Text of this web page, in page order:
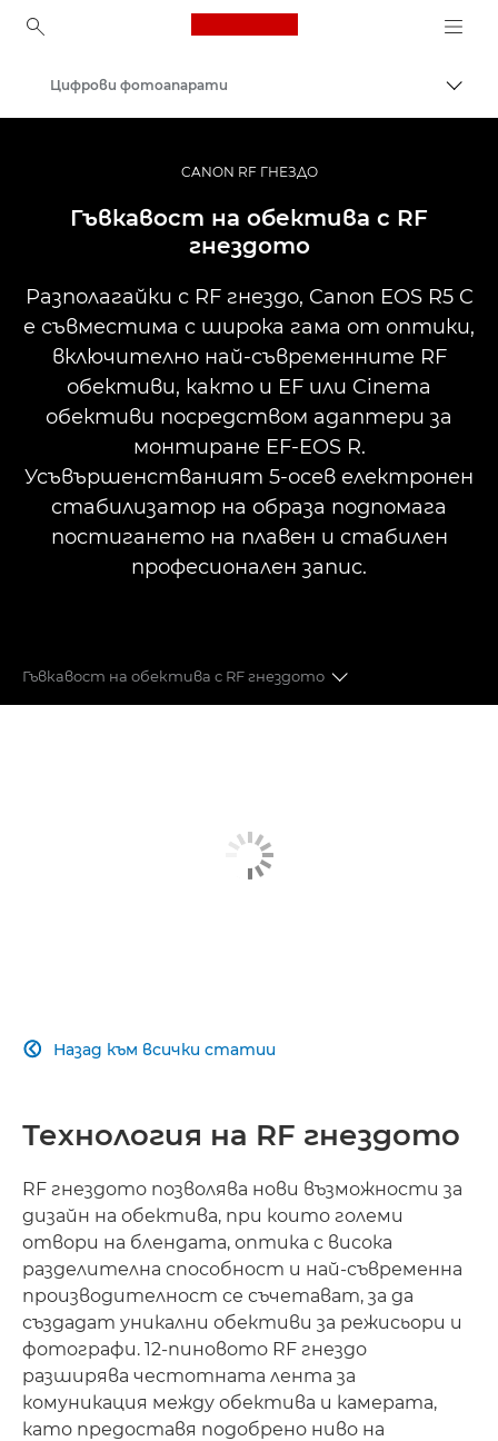
Canon Logo, back to
Цифрови фотоапарати
CANON RF ГНЕЗДО
Гъвкавост на обектива с RF
гнездото
Разполагайки с RF гнездо, Canon EOS R5 C
е съвместима с широка гама от оптики,
включително най-съвременните RF
обективи, както и EF или Cinema
обективи посредством адаптери за
монтиране EF-EOS R.
Усъвършенстваният 5-осев електронен
стабилизатор на образа подпомага
постигането на плавен и стабилен
професионален запис.
Гъвкавост на обектива с RF гнездото
СВЪРЗАНОСТ
Назад към всички статии

Технология на RF гнездото
RF гнездото позволява нови възможности за
дизайн на обектива, при които големи
отвори на блендата, оптика с висока
разделителна способност и най-съвременна
производителност се съчетават, за да
създадат уникални обективи за режисьори и
фотографи. 12-пиновото RF гнездо
разширява честотната лента за
комуникация между обектива и камерата,
като предоставя подобрено ниво на